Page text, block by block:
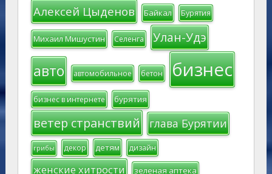
Алексей Цыденов Байкал Бурятия
Михаил Мишустин Селенга Улан-Удэ
авто автомобильное бетон бизнес
бизнес в интернете бурятия
ветер странствий глава Бурятии
грибы декор детям дизайн
женские хитрости зеленая аптека